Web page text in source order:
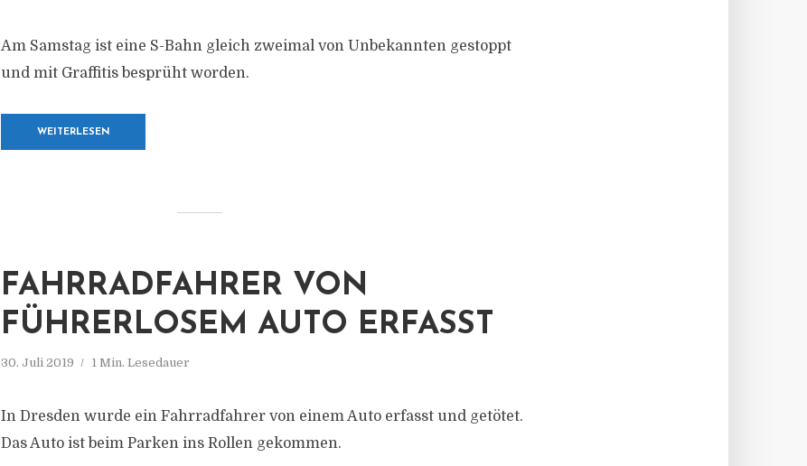
Am Samstag ist eine S-Bahn gleich zweimal von Unbekannten gestoppt
und mit Graffitis besprüht worden.
WEITERLESEN
FAHRRADFAHRER VON
FÜHRERLOSEM AUTO ERFASST
30. Juli 2019 1 Min. Lesedauer
In Dresden wurde ein Fahrradfahrer von einem Auto erfasst und getötet.
Das Auto ist beim Parken ins Rollen gekommen.